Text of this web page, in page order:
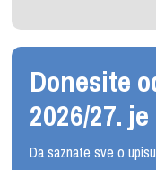
Donesite
2026/27.
Da saznate sve o